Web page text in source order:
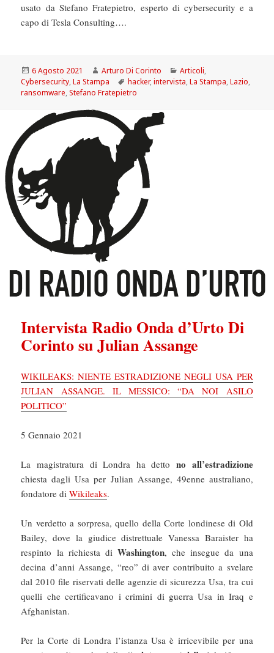
usato da Stefano Fratepietro, esperto di cybersecurity e a
capo di Tesla Consulting….
Scritto
il
6 Agosto 2021 Autore
Arturo Di Corinto Categorie
Articoli,
Cybersecurity,La Stampa Tag
hacker,intervista,La Stampa,Lazio,
ransomware,Stefano Fratepietro
Intervista Radio Onda d’Urto Di
Corinto su Julian Assange
WIKILEAKS: NIENTE ESTRADIZIONE NEGLI USA PER
JULIAN ASSANGE. IL MESSICO: “DA NOI ASILO
POLITICO”
5 Gennaio 2021
La magistratura di Londra ha detto no all’estradizione
chiesta dagli Usa per Julian Assange, 49enne australiano,
fondatore diWikileaks.
Un verdetto a sorpresa, quello della Corte londinese di Old
Bailey, dove la giudice distrettuale Vanessa Baraister ha
respinto la richiesta di Washington, che insegue da una
decina d’anni Assange, “reo” di aver contribuito a svelare
dal 2010 file riservati delle agenzie di sicurezza Usa, tra cui
quelli che certificavano i crimini di guerra Usa in Iraq e
Afghanistan.
Per la Corte di Londra l’istanza Usa è irricevibile per una